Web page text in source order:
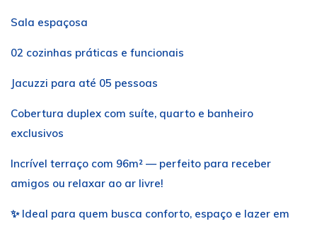
Sala espaçosa
02 cozinhas práticas e funcionais
Jacuzzi para até 05 pessoas
Cobertura duplex com suíte, quarto e banheiro
exclusivos
Incrível terraço com 96m² — perfeito para receber
amigos ou relaxar ao ar livre!
✨ Ideal para quem busca conforto, espaço e lazer em